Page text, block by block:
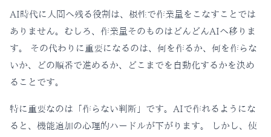
AI時代に人間へ残る役割は、根性で作業量をこなすことでは
ありません。むしろ、作業量そのものはどんどんAIへ移りま
す。 その代わりに重要になるのは、何を作るか、何を作らな
いか、どの順番で進めるか、どこまでを自動化するかを決め
ることです。
特に重要なのは「作らない判断」です。AIで作れるようにな
ると、機能追加の心理的ハードルが下がります。 しかし、使